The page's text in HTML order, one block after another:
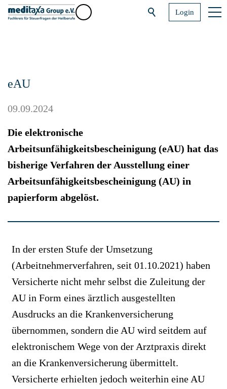
Login
eAU
09.09.2024
Die elektronische
Arbeitsunfähigkeitsbescheinigung (eAU) hat das
bisherige Verfahren der Ausstellung einer
Arbeitsunfähigkeitsbescheinigung (AU) in
papierform abgelöst.
In der ersten Stufe der Umsetzung
(Arbeitnehmerverfahren, seit 01.10.2021) haben
Versicherte nicht mehr selbst die Zuleitung der
AU in Form eines ärztlich ausgestellten
Ausdrucks an die Krankenversicherung
übernommen, sondern die AU wird seitdem auf
elektronischem Wege von der Arztpraxis direkt
an die Krankenversicherung übermittelt.
Versicherte erhielten jedoch weiterhin eine AU